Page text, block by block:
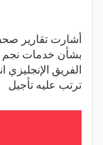
أشارت تقارير
بشأن خدمات نجم
الفريق
ترتب عليه تأجيل